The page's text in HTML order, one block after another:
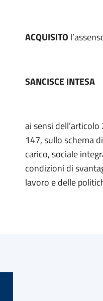
ACQUISITO
SANCISCE INTESA
ai sensi
147, sullo schema
carico, sociale
condizioni di
lavoro e delle